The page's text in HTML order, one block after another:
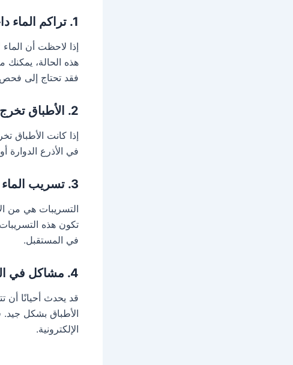
1. تراكم الماء داخل الغسالة
إذا لاحظت أن
هذه الحالة، يمكنك
فقد تحتاج إلى
2. الأطباق تخرج غير نظيفة
إذا كانت الأطباق
في الأذرع الدوارة
3. تسريب الماء
التسريبات هي من
تكون هذه
في المستقبل.
4. مشاكل في التدفئة
قد يحدث أحيانًا
الأطباق بشكل
الإلكترونية.